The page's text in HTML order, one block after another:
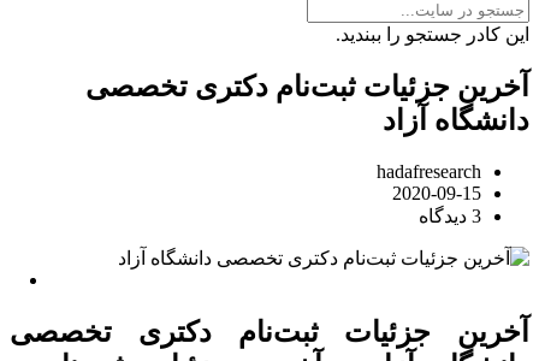
این کادر جستجو را ببندید.
آخرین جزئیات ثبت‌نام دکتری تخصصی
دانشگاه آزاد
hadafresearch
2020-09-15
3 دیدگاه
آخرین جزئیات ثبت‌نام دکتری تخصصی